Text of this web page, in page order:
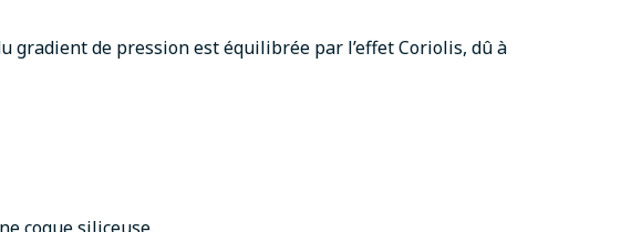
gradient de pression est équilibrée par l’effet Coriolis, dû à